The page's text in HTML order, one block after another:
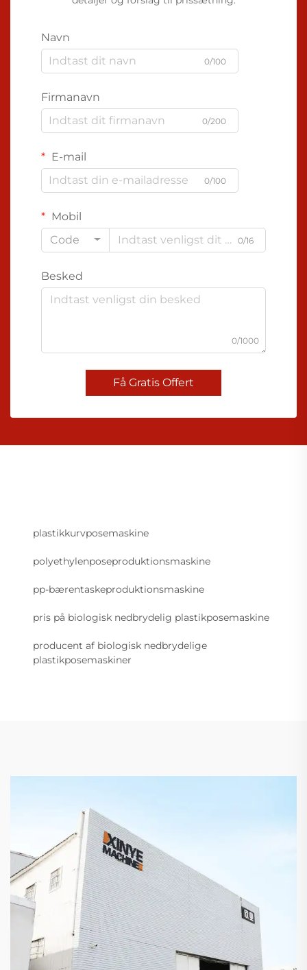
Navn
0/100
Firmanavn
0/200
E-mail
0/100
Mobil
Code
0/16
Besked
0/1000
Få Gratis Offert
plastikkurvposemaskine
polyethylenposeproduktionsmaskine
pp-bærentaskeproduktionsmaskine
pris på biologisk nedbrydelig plastikposemaskine
producent af biologisk nedbrydelige
plastikposemaskiner